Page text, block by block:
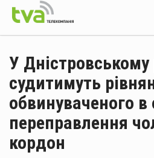
У Дністровському
судитимуть
обвинуваченого в
переправлення
кордон